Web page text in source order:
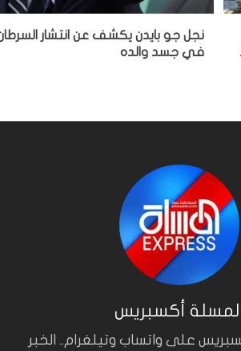
نجل جو بايدن يكشف عن انتشار
في جسد والده
المسلة أكسبريس
على واتساب وتيلغرام.. الخبر